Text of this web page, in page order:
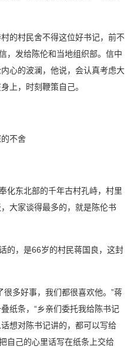
的村民舍不得这位好书记，前不
，发给陈伦和当地组织部。信中
心的波澜，他说，会认真考虑大
上，时刻鞭策自己。
不舍
化东北部的千年古村孔峙，村里
大家谈得最多的，就是陈伦书
的，是66岁的村民蒋国良，这封
很多好事，我们都很喜欢他。”蒋
纸条，“乡亲们委托我给陈书记
想对陈书记讲的，都可以写给
自己的心里话写在纸条上交给